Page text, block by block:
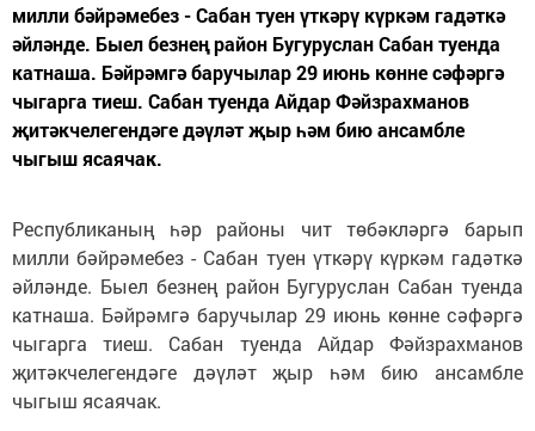
милли бәйрәмебез - Сабан туен үткәрү күркәм гадәткә
әйләнде. Быел безнең район Бугуруслан Сабан туенда
катнаша. Бәйрәмгә баручылар 29 июнь көнне сәфәргә
чыгарга тиеш. Сабан туенда Айдар Фәйзрахманов
җитәкчелегендәге дәүләт җыр һәм бию ансамбле
чыгыш ясаячак.
Республиканың һәр районы чит төбәкләргә барып
милли бәйрәмебез - Сабан туен үткәрү күркәм гадәткә
әйләнде. Быел безнең район Бугуруслан Сабан туенда
катнаша. Бәйрәмгә баручылар 29 июнь көнне сәфәргә
чыгарга тиеш. Сабан туенда Айдар Фәйзрахманов
җитәкчелегендәге дәүләт җыр һәм бию ансамбле
чыгыш ясаячак.